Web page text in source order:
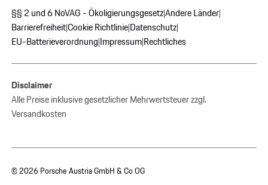
§§ 2 und 6 NoVAG - Ökoligierungsgesetz|Andere Länder|
Barrierefreiheit|Cookie Richtlinie|Datenschutz|
EU-Batterieverordnung|Impressum|Rechtliches
Disclaimer
Alle Preise inklusive gesetzlicher Mehrwertsteuer zzgl.
Versandkosten
© 2026 Porsche Austria GmbH & Co OG